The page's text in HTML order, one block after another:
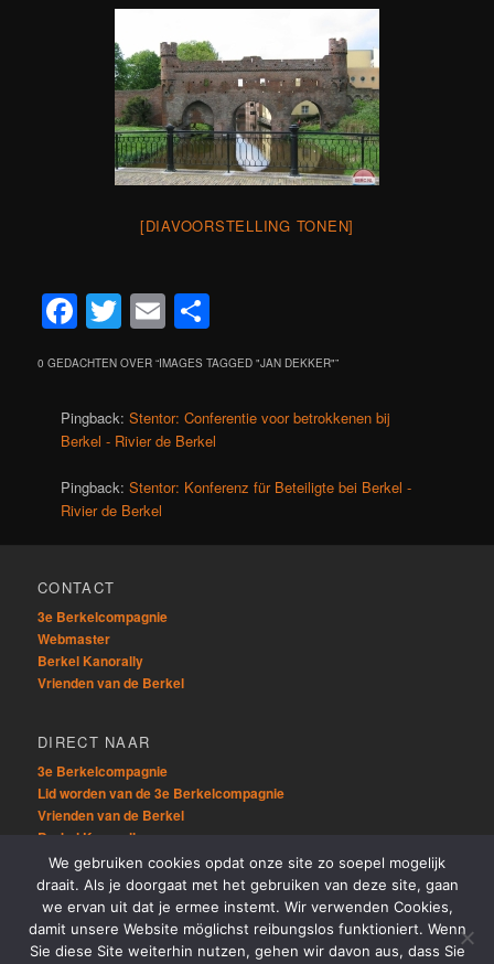
[DIAVOORSTELLING TONEN]
Facebook
Twitter
Email
0 GEDACHTEN OVER “IMAGES TAGGED "JAN DEKKER"”
Pingback:Stentor: Conferentie voor betrokkenen bij
Berkel - Rivier de Berkel
Pingback:Stentor: Konferenz für Beteiligte bei Berkel -
Rivier de Berkel
CONTACT
3e Berkelcompagnie
Webmaster
Berkel Kanorally
Vrienden van de Berkel
DIRECT NAAR
3e Berkelcompagnie
Lid worden van de 3e Berkelcompagnie
Vrienden van de Berkel
Berkel Kanorally
OVERIG
Sitemap
Links
We gebruiken cookies opdat onze site zo soepel mogelijk
draait. Als je doorgaat met het gebruiken van deze site, gaan
we ervan uit dat je ermee instemt. Wir verwenden Cookies,
damit unsere Website möglichst reibungslos funktioniert. Wenn
Sie diese Site weiterhin nutzen, gehen wir davon aus, dass Sie